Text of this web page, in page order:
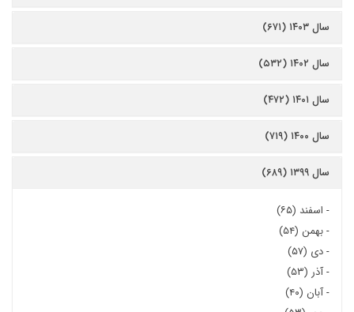
سال ۱۴۰۳ (۶۷۱)
سال ۱۴۰۲ (۵۳۲)
سال ۱۴۰۱ (۴۷۲)
سال ۱۴۰۰ (۷۱۹)
سال ۱۳۹۹ (۶۸۹)
- اسفند (۶۵)
-بهمن (۵۴)
-دی (۵۷)
-آذر (۵۳)
-آبان (۴۰)